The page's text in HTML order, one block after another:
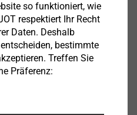
Profildach
so funktioniert, wie
respektiert Ihr Recht
Daten. Deshalb
bestimmte
Treffen Sie
Präferenz: